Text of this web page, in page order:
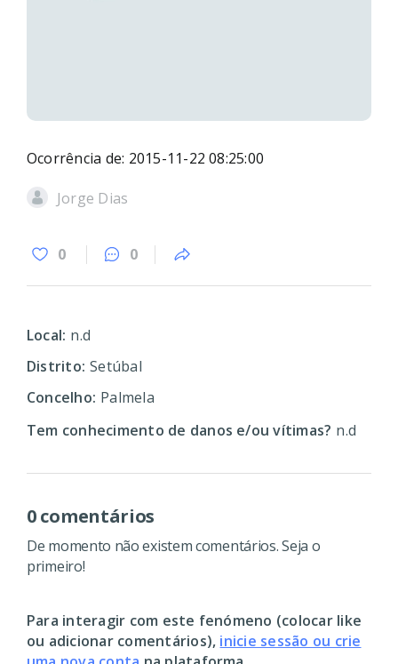
Ocorrência de: 2015-11-22 08:25:00
Jorge Dias
0 0
Local: n.d
Distrito: Setúbal
Concelho: Palmela
Tem conhecimento de danos e/ou vítimas? n.d
0 comentários
De momento não existem comentários. Seja o
primeiro!
Para interagir com este fenómeno (colocar like
ou adicionar comentários), inicie sessão ou crie